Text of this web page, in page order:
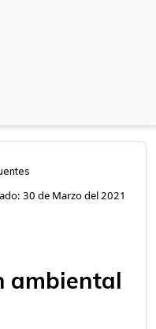
30 de Marzo del 2021
ambiental